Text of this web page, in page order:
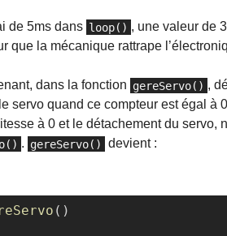
de 5ms dans loop() , une valeur de
que la mécanique rattrape
dans la fonction gereServo() ,
servo quand ce compteur est égal à
à 0 et le détachement du servo,
. gereServo() devient :
( )